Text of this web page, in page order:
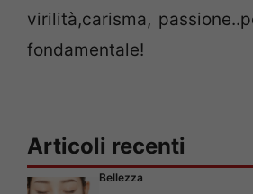
virilità,carisma,
fondamentale!
Articoli recenti
Bellezza